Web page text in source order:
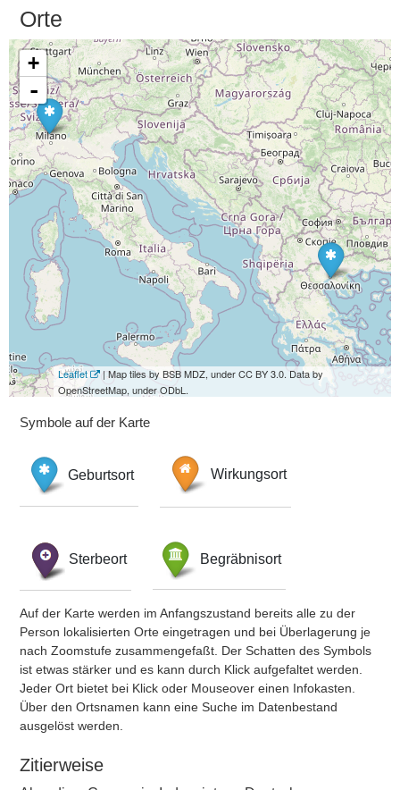
Orte
+
-
Leaflet
| Map tiles by BSB MDZ, under CC BY 3.0. Data by
OpenStreetMap, under ODbL.
Symbole auf der Karte
Geburtsort Wirkungsort
Sterbeort Begräbnisort
Auf der Karte werden im Anfangszustand bereits alle zu der
Person lokalisierten Orte eingetragen und bei Überlagerung je
nach Zoomstufe zusammengefaßt. Der Schatten des Symbols
ist etwas stärker und es kann durch Klick aufgefaltet werden.
Jeder Ort bietet bei Klick oder Mouseover einen Infokasten.
Über den Ortsnamen kann eine Suche im Datenbestand
ausgelöst werden.
Zitierweise